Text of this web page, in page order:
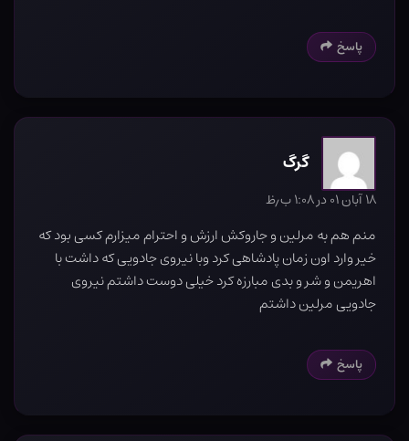
پاسخ
گرگ
۱۸ آبان ۰۱ در ۱:۰۸ ب٫ظ
منم هم به مرلین و جاروکش ارزش و احترام میزارم کسی بود که
خیر وارد اون زمان پادشاهی کرد وبا نیروی جادویی که داشت با
اهریمن و شر و بدی مبارزه کرد خیلی دوست داشتم نیروی
جادویی مرلین داشتم
پاسخ